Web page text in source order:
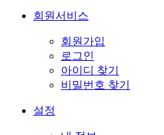
회원서비스
회원가입
로그인
아이디 찾기
비밀번호 찾기
설정